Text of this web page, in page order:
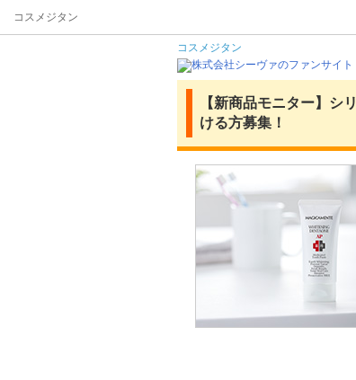
コスメジタン
コスメジタン
【新商品モニター】シ
ける方募集！